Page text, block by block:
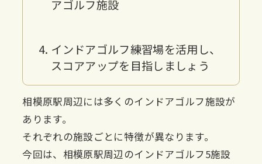
アゴルフ施設
インドアゴルフ練習場を活用し、
スコアアップを目指しましょう
相模原駅周辺には多くのインドアゴルフ施設が
あります。
それぞれの施設ごとに特徴が異なります。
今回は、相模原駅周辺のインドアゴルフ5施設